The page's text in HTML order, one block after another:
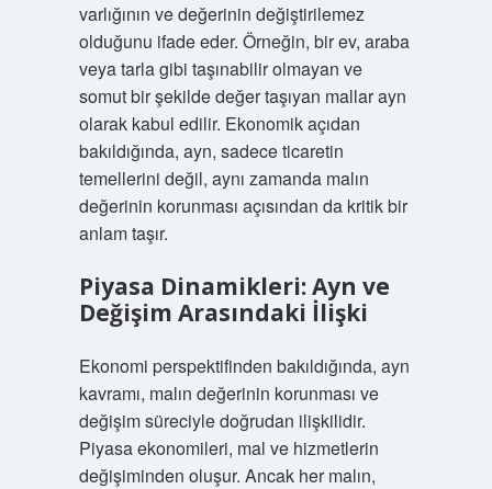
varlığının ve değerinin değiştirilemez
olduğunu ifade eder. Örneğin, bir ev, araba
veya tarla gibi taşınabilir olmayan ve
somut bir şekilde değer taşıyan mallar ayn
olarak kabul edilir. Ekonomik açıdan
bakıldığında, ayn, sadece ticaretin
temellerini değil, aynı zamanda malın
değerinin korunması açısından da kritik bir
anlam taşır.
Piyasa Dinamikleri: Ayn ve
Değişim Arasındaki İlişki
Ekonomi perspektifinden bakıldığında, ayn
kavramı, malın değerinin korunması ve
değişim süreciyle doğrudan ilişkilidir.
Piyasa ekonomileri, mal ve hizmetlerin
değişiminden oluşur. Ancak her malın,